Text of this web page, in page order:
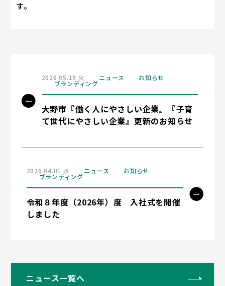
す。
2026.05.19 火 ニュース お知らせ
ブランディング
大野市『働く人にやさしい企業』『子育
て世代にやさしい企業』更新のお知らせ
2026.04.01 水 ニュース お知らせ
ブランディング
令和８年度（2026年）度 入社式を開催
しました
ニュース一覧へ